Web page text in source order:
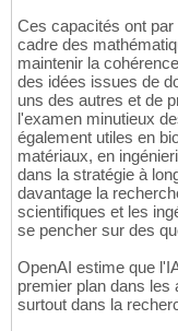
Ces capacités ont
cadre des
maintenir la
des idées issues de
uns des autres et de
l'examen minutieux
également utiles en
matériaux, en
dans la stratégie à
davantage la
scientifiques et les
se pencher sur des
OpenAI estime que
premier plan dans
surtout dans la